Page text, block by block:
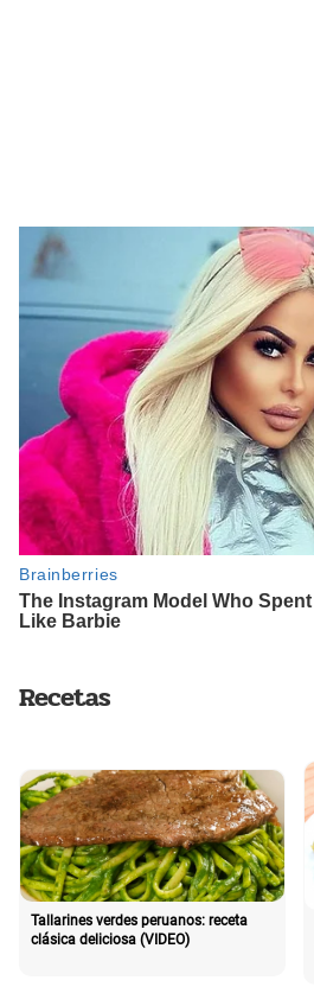
Recetas
Tallarines verdes peruanos: receta
clásica deliciosa (VIDEO)